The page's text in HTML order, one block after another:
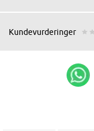
Kundevurderinger